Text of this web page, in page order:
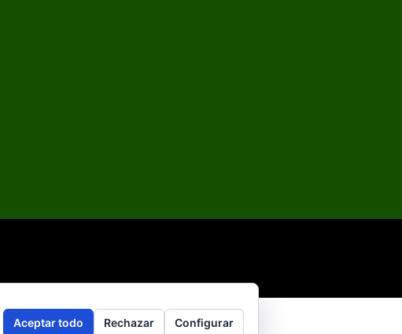
Aceptar todo Rechazar Configurar